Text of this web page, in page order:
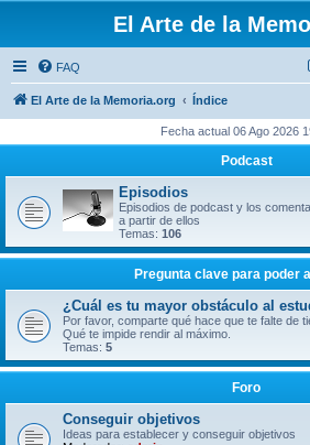
El Arte de la
FAQ
El Arte de la Memoria.org Índice
Fecha actual 06 Ago 2026
Podcast
Episodios
Episodios de podcast y los
a partir de ellos
Temas: 106
Pregunta clave para poder
¿Cuál es tu mayor obstáculo al
Por favor, comparte qué hace que te falte de
Qué te impide rendir al máximo.
Temas: 5
Foro
Conseguir objetivos
Ideas para establecer y conseguir objetivos